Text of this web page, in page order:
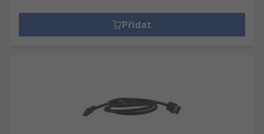
Přidat